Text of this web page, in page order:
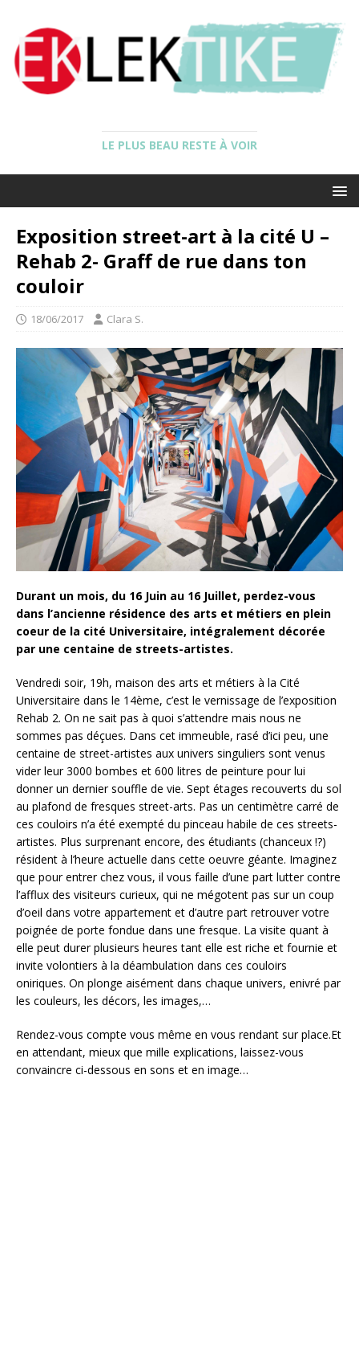
LE PLUS BEAU RESTE À VOIR
Exposition street-art à la cité U –
Rehab 2- Graff de rue dans ton
couloir
18/06/2017 Clara S.
Durant un mois, du 16 Juin au 16 Juillet, perdez-vous
dans l’ancienne résidence des arts et métiers en plein
coeur de la cité Universitaire, intégralement décorée
par une centaine de streets-artistes.
Vendredi soir, 19h, maison des arts et métiers à la Cité
Universitaire dans le 14ème, c’est le vernissage de l’exposition
Rehab 2. On ne sait pas à quoi s’attendre mais nous ne
sommes pas déçues. Dans cet immeuble, rasé d’ici peu, une
centaine de street-artistes aux univers singuliers sont venus
vider leur 3000 bombes et 600 litres de peinture pour lui
donner un dernier souffle de vie. Sept étages recouverts du sol
au plafond de fresques street-arts. Pas un centimètre carré de
ces couloirs n’a été exempté du pinceau habile de ces streets-
artistes. Plus surprenant encore, des étudiants (chanceux !?)
résident à l’heure actuelle dans cette oeuvre géante. Imaginez
que pour entrer chez vous, il vous faille d’une part lutter contre
l’afflux des visiteurs curieux, qui ne mégotent pas sur un coup
d’oeil dans votre appartement et d’autre part retrouver votre
poignée de porte fondue dans une fresque. La visite quant à
elle peut durer plusieurs heures tant elle est riche et fournie et
invite volontiers à la déambulation dans ces couloirs
oniriques. On plonge aisément dans chaque univers, enivré par
les couleurs, les décors, les images,…
Rendez-vous compte vous même en vous rendant sur place.Et
en attendant, mieux que mille explications, laissez-vous
convaincre ci-dessous en sons et en image…